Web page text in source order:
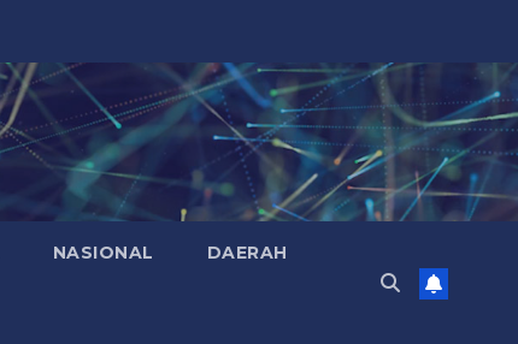
NASIONAL DAERAH